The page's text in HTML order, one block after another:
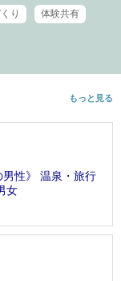
り 体験共有
もっと見る
男性》 温泉・旅行
女